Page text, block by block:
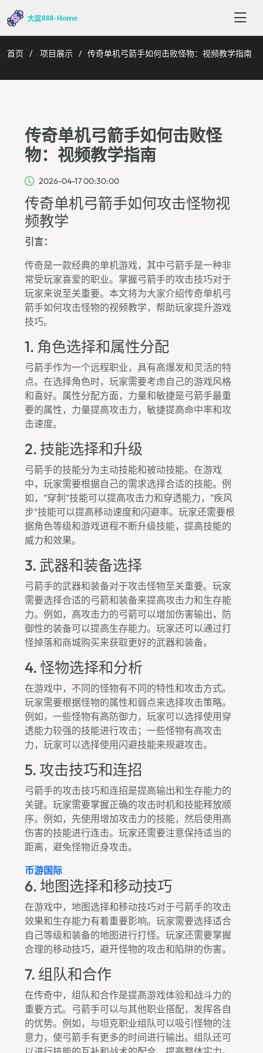
首页 项目展示 传奇单机弓箭手如何击败怪物：视频教学指南
传奇单机弓箭手如何击败怪
物：视频教学指南
2026-04-17 00:30:00
传奇单机弓箭手如何攻击怪物视
频教学
引言：
传奇是一款经典的单机游戏，其中弓箭手是一种非
常受玩家喜爱的职业。掌握弓箭手的攻击技巧对于
玩家来说至关重要。本文将为大家介绍传奇单机弓
箭手如何攻击怪物的视频教学，帮助玩家提升游戏
技巧。
1. 角色选择和属性分配
弓箭手作为一个远程职业，具有高爆发和灵活的特
点。在选择角色时，玩家需要考虑自己的游戏风格
和喜好。属性分配方面，力量和敏捷是弓箭手最重
要的属性，力量提高攻击力，敏捷提高命中率和攻
击速度。
2. 技能选择和升级
弓箭手的技能分为主动技能和被动技能。在游戏
中，玩家需要根据自己的需求选择合适的技能。例
如，"穿刺"技能可以提高攻击力和穿透能力，"疾风
步"技能可以提高移动速度和闪避率。玩家还需要根
据角色等级和游戏进程不断升级技能，提高技能的
威力和效果。
3. 武器和装备选择
弓箭手的武器和装备对于攻击怪物至关重要。玩家
需要选择合适的弓箭和装备来提高攻击力和生存能
力。例如，高攻击力的弓箭可以增加伤害输出，防
御性的装备可以提高生存能力。玩家还可以通过打
怪掉落和商城购买来获取更好的武器和装备。
4. 怪物选择和分析
在游戏中，不同的怪物有不同的特性和攻击方式。
玩家需要根据怪物的属性和弱点来选择攻击策略。
例如，一些怪物有高防御力，玩家可以选择使用穿
透能力较强的技能进行攻击；一些怪物有高攻击
力，玩家可以选择使用闪避技能来规避攻击。
5. 攻击技巧和连招
弓箭手的攻击技巧和连招是提高输出和生存能力的
关键。玩家需要掌握正确的攻击时机和技能释放顺
序。例如，先使用增加攻击力的技能，然后使用高
伤害的技能进行连击。玩家还需要注意保持适当的
距离，避免怪物近身攻击。
币游国际
6. 地图选择和移动技巧
在游戏中，地图选择和移动技巧对于弓箭手的攻击
效果和生存能力有着重要影响。玩家需要选择适合
自己等级和装备的地图进行打怪。玩家还需要掌握
合理的移动技巧，避开怪物的攻击和陷阱的伤害。
7. 组队和合作
在传奇中，组队和合作是提高游戏体验和战斗力的
重要方式。弓箭手可以与其他职业搭配，发挥各自
的优势。例如，与坦克职业组队可以吸引怪物的注
意力，使弓箭手有更多的时间进行输出。组队还可